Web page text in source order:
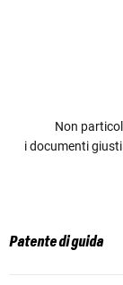
Non
i documenti
Patente di guida